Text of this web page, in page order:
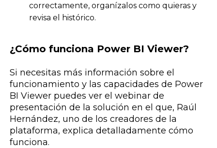
correctamente, organízalos como quieras y
revisa el histórico.
¿Cómo funciona Power BI Viewer?
Si necesitas más información sobre el
funcionamiento y las capacidades de Power
BI Viewer puedes ver el webinar de
presentación de la solución en el que, Raúl
Hernández, uno de los creadores de la
plataforma, explica detalladamente cómo
funciona.